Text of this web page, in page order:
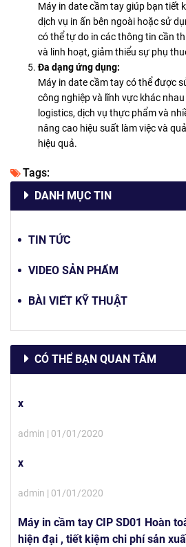
Máy in date cầm tay giúp bạn tiết
dịch vụ in ấn bên ngoài hoặc sử
có thể tự do in các thông tin cần
và linh hoạt, giảm thiểu sự phụ
Đa dạng ứng dụng:
Máy in date cầm tay có thể được
công nghiệp và lĩnh vực khác
logistics, dịch vụ thực phẩm và
nâng cao hiệu suất làm việc và
hiệu quả.
Tags:
DANH MỤC TIN
TIN TỨC
VIDEO SẢN PHẨM
BÀI VIẾT KỸ THUẬT
CÓ THỂ BẠN QUAN TÂM
x
admin | 01/01/2020
x
admin | 01/01/2020
Máy in cầm tay CIP SD01 Hoàn
hiện đại , tiết kiệm chi phí sản